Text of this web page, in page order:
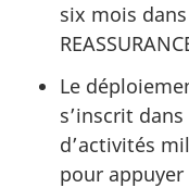
six mois
Le
s’inscrit
d’activités
pour appuyer